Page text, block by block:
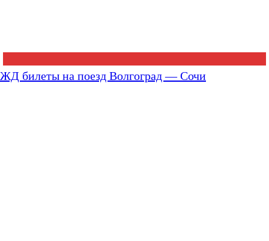
ЖД билеты на поезд Волгоград — Сочи